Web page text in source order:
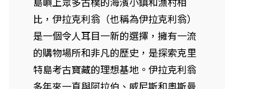
比，伊拉克利翁（也稱為伊拉克利翁）
是一個令人耳目一新的選擇，擁有一流
的購物場所和非凡的歷史，是探索克里
特島考古寶藏的理想基地。伊拉克利翁
多年來一直與阿拉伯、威尼斯和奧斯曼